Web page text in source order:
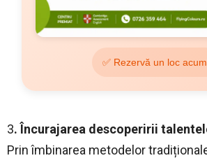
✅ Rezervă un loc
3. Încurajarea descoperirii
Prin îmbinarea metodelor